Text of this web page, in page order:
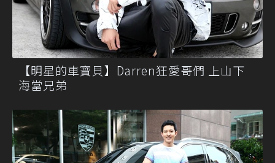
【明星的車寶貝】Darren狂愛哥們 上山下
海當兄弟